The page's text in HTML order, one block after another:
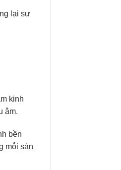
lại sự
kinh
âm.
bền
mỗi sản